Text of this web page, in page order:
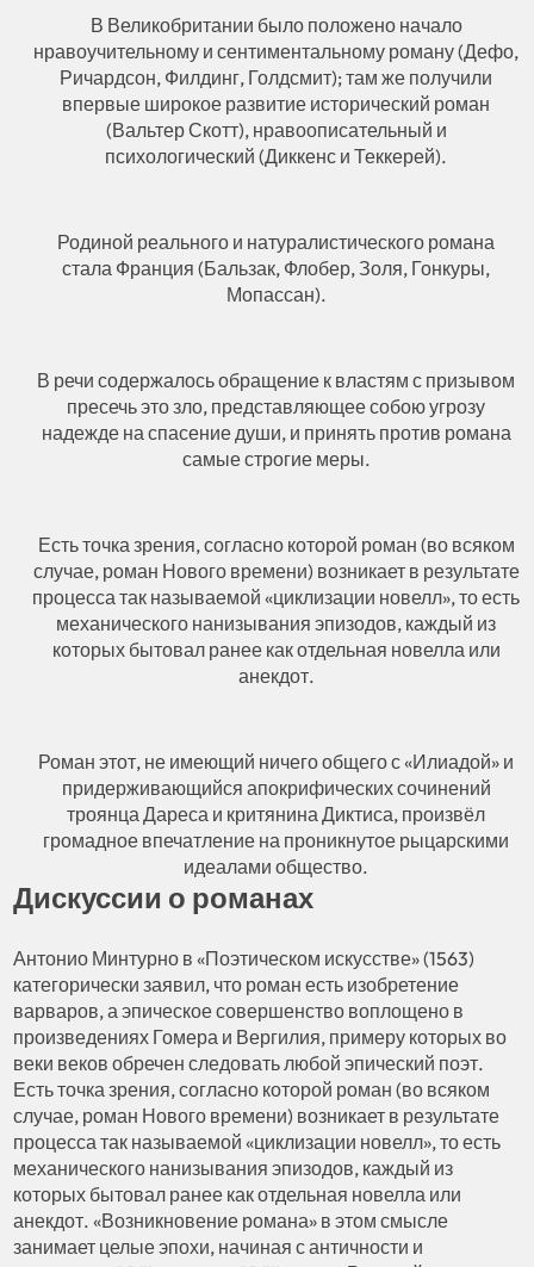
В Великобритании было положено начало
нравоучительному и сентиментальному роману (Дефо,
Ричардсон, Филдинг, Голдсмит); там же получили
впервые широкое развитие исторический роман
(Вальтер Скотт), нравоописательный и
психологический (Диккенс и Теккерей).
Родиной реального и натуралистического романа
стала Франция (Бальзак, Флобер, Золя, Гонкуры,
Мопассан).
В речи содержалось обращение к властям с призывом
пресечь это зло, представляющее собою угрозу
надежде на спасение души, и принять против романа
самые строгие меры.
Есть точка зрения, согласно которой роман (во всяком
случае, роман Нового времени) возникает в результате
процесса так называемой «циклизации новелл», то есть
механического нанизывания эпизодов, каждый из
которых бытовал ранее как отдельная новелла или
анекдот.
Роман этот, не имеющий ничего общего с «Илиадой» и
придерживающийся апокрифических сочинений
троянца Дареса и критянина Диктиса, произвёл
громадное впечатление на проникнутое рыцарскими
идеалами общество.
Дискуссии о романах
Антонио Минтурно в «Поэтическом искусстве» (1563)
категорически заявил, что роман есть изобретение
варваров, а эпическое совершенство воплощено в
произведениях Гомера и Вергилия, примеру которых во
веки веков обречен следовать любой эпический поэт.
Есть точка зрения, согласно которой роман (во всяком
случае, роман Нового времени) возникает в результате
процесса так называемой «циклизации новелл», то есть
механического нанизывания эпизодов, каждый из
которых бытовал ранее как отдельная новелла или
анекдот. «Возникновение романа» в этом смысле
занимает целые эпохи, начиная с античности и